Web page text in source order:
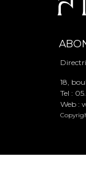
18,
Tel :
Web :